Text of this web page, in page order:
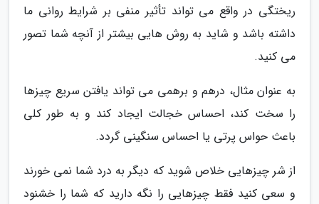
ریختگی در واقع می تواند تأثیر منفی بر شرایط روانی ما
داشته باشد و شاید به روش هایی بیشتر از آنچه شما تصور
می کنید.
به عنوان مثال، درهم و برهمی می تواند یافتن سریع چیزها
را سخت کند، احساس خجالت ایجاد کند و به طور کلی
باعث حواس پرتی یا احساس سنگینی گردد.
از شر چیزهایی خلاص شوید که دیگر به درد شما نمی خورند
و سعی کنید فقط چیزهایی را نگه دارید که شما را خشنود